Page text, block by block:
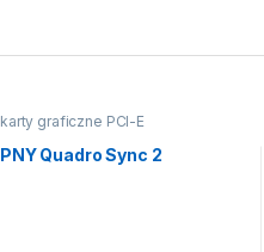
karty graficzne PCI-E
PNY Quadro Sync 2